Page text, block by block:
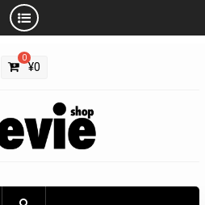
0
¥0